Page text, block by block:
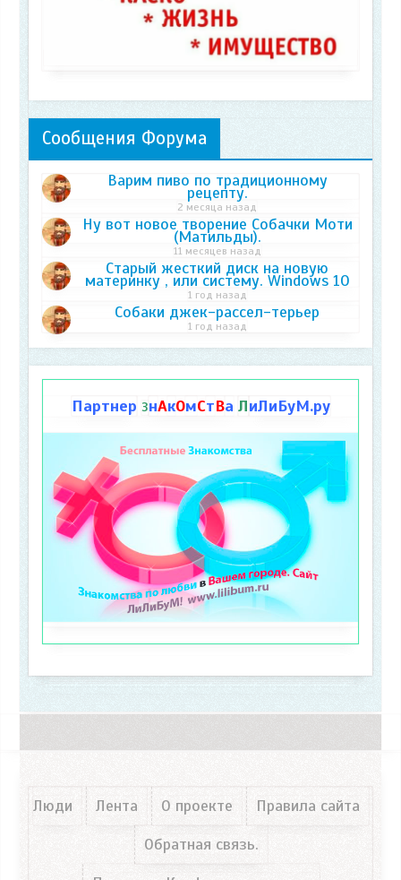
Сообщения Форума
Варим пиво по традиционному
рецепту.
2 месяца назад
Ну вот новое творение Собачки Моти
(Матильды).
11 месяцев назад
Старый жесткий диск на новую
материнку , или систему. Windows 10
1 год назад
Собаки джек-рассел-терьер
1 год назад
Партнер ЗнАкОмСтВа ЛиЛиБуМ.ру
Люди Лента О проекте
Правила сайта
Обратная связь.